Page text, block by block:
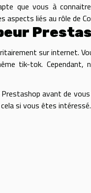
que vous à
aspects liés au rôle de
sur internet.
tik-tok.
avant de
si vous êtes intéressé.